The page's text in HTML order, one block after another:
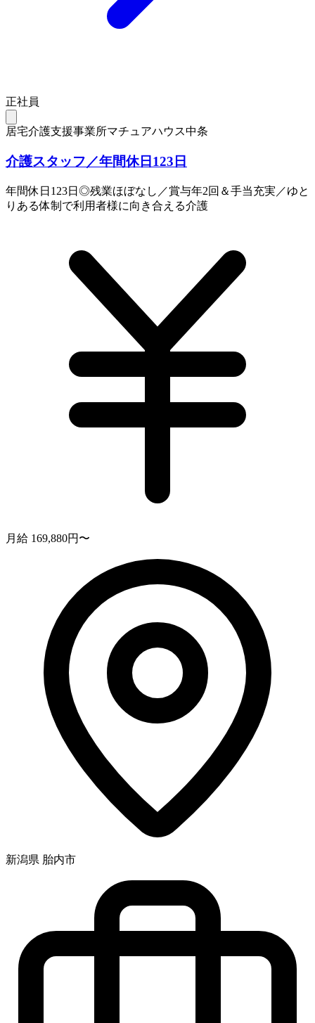
正社員
居宅介護支援事業所マチュアハウス中条
介護スタッフ／年間休日123日
年間休日123日◎残業ほぼなし／賞与年2回＆手当充実／ゆと
りある体制で利用者様に向き合える介護
月給 169,880円〜
新潟県 胎内市